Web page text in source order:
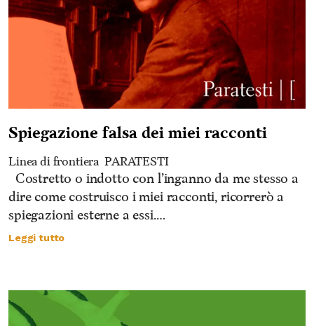
Spiegazione falsa dei miei racconti
Linea di frontiera PARATESTI
Costretto o indotto con l’inganno da me stesso a
dire come costruisco i miei racconti, ricorrerò a
spiegazioni esterne a essi.…
Leggi tutto